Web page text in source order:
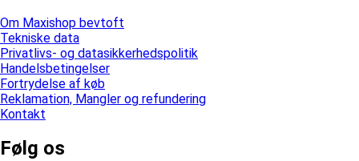
Om Maxishop bevtoft
Tekniske data
Privatlivs- og datasikkerhedspolitik
Handelsbetingelser
Fortrydelse af køb
Reklamation, Mangler og refundering
Kontakt
Følg os